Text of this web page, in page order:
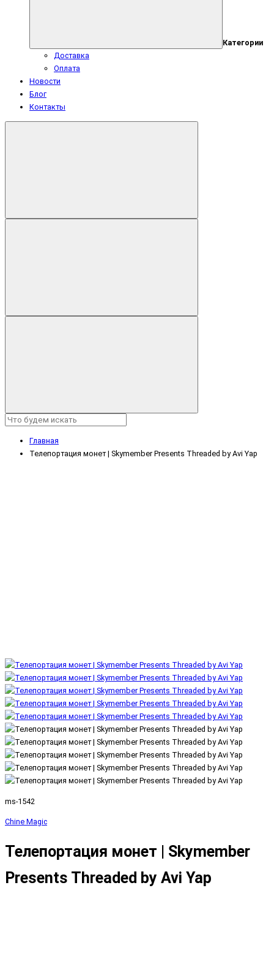
Категории
Доставка
Оплата
Новости
Блог
Контакты
Главная
Телепортация монет | Skymember Presents Threaded by Avi Yap
ms-1542
Chine Magic
Телепортация монет | Skymember
Presents Threaded by Avi Yap